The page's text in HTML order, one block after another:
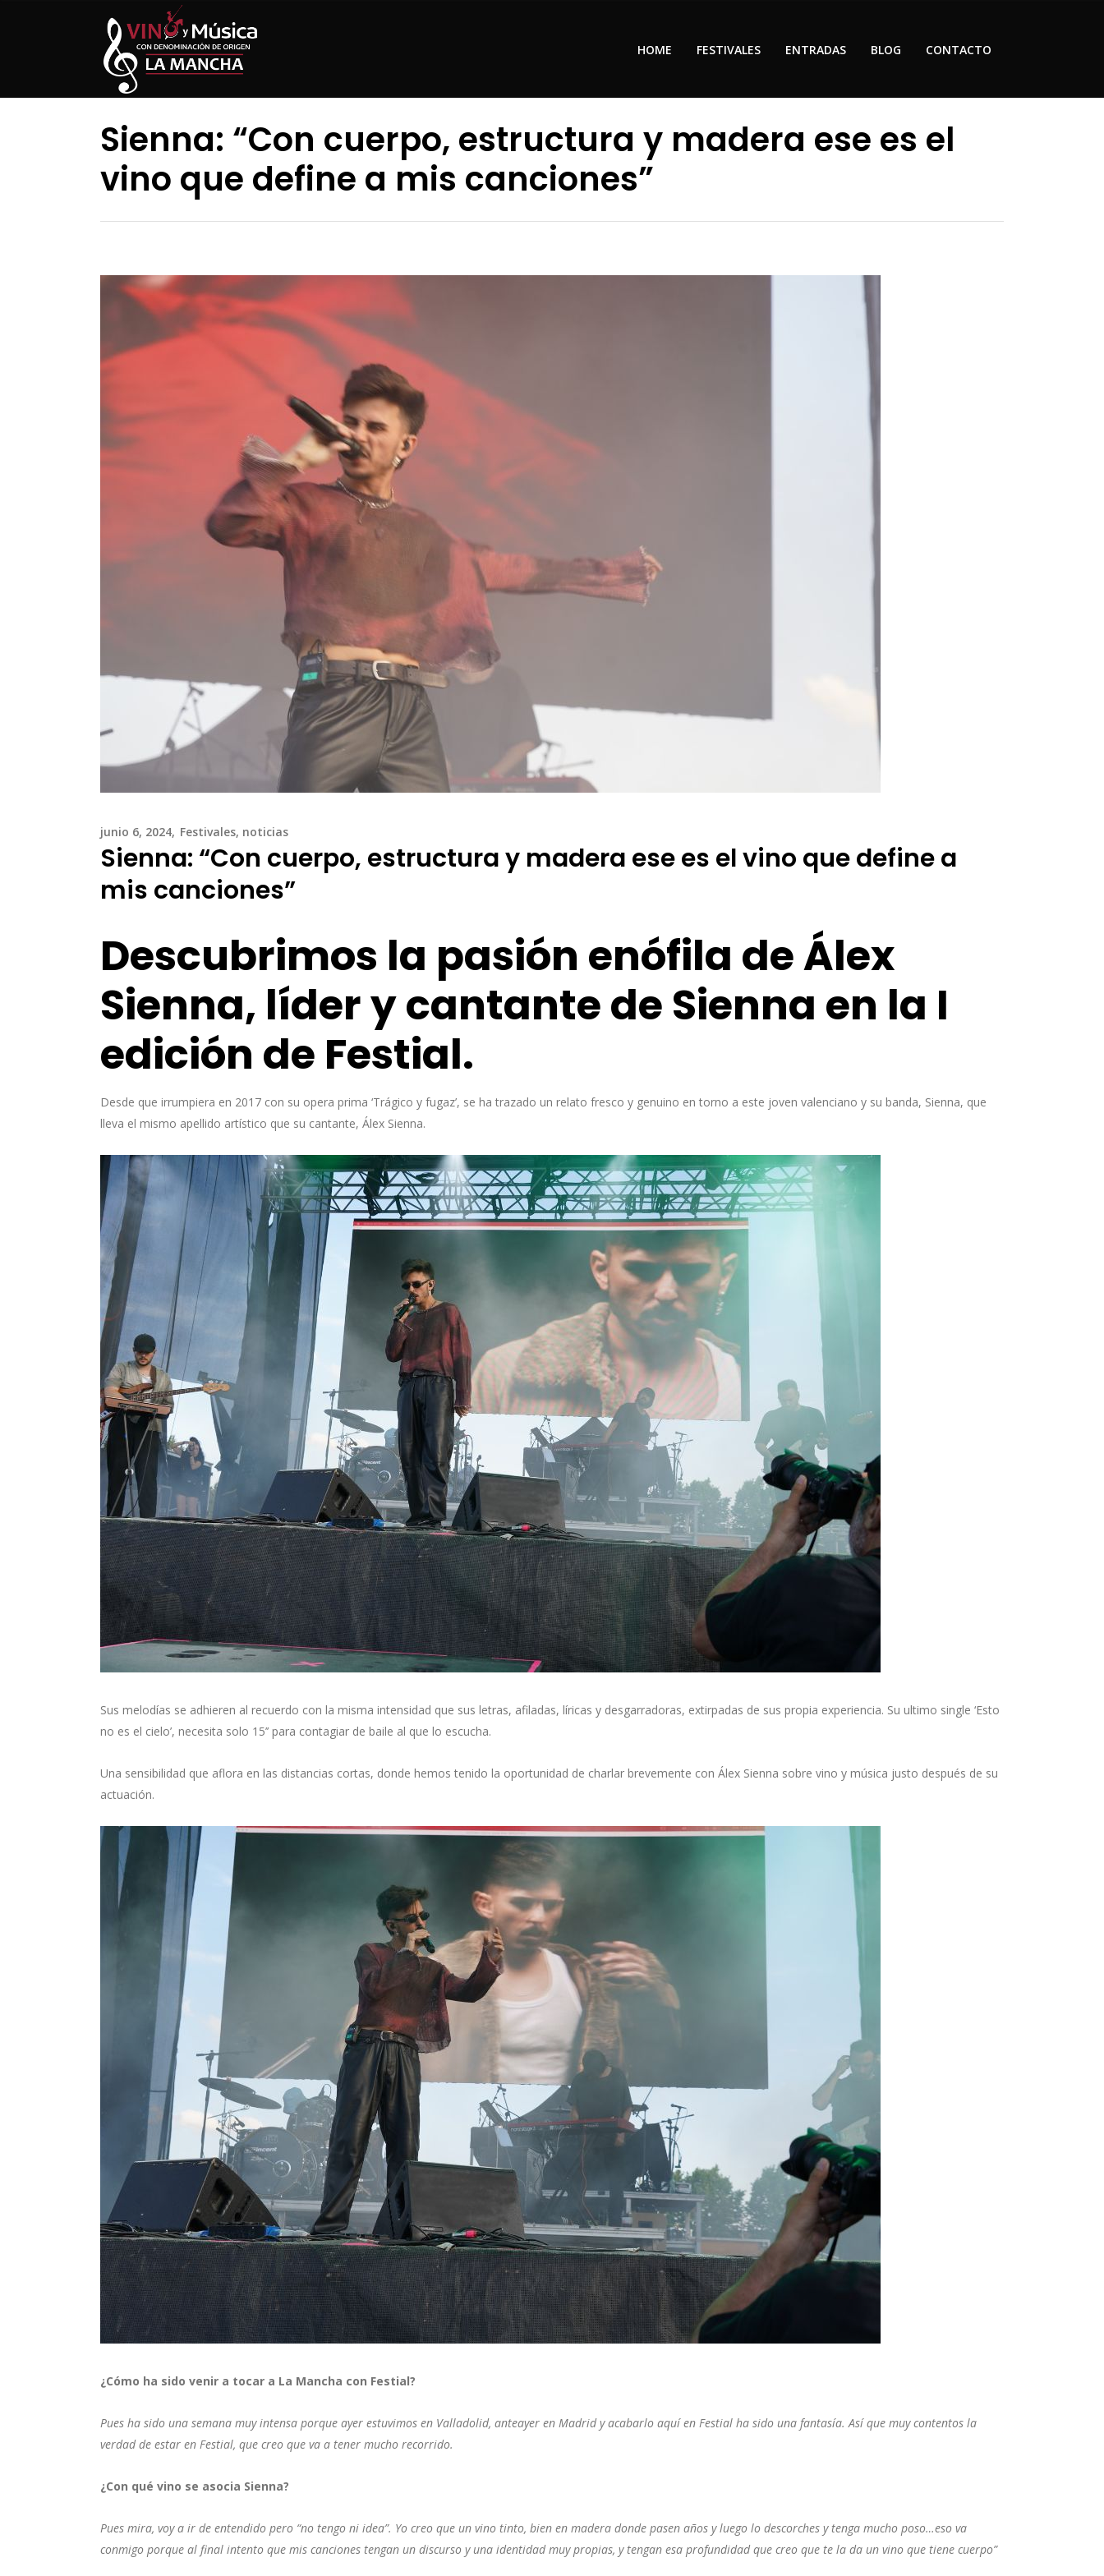
HOME FESTIVALES ENTRADAS BLOG CONTACTO
Sienna: “Con cuerpo, estructura y madera ese es el
vino que define a mis canciones”
junio 6, 2024 Festivales, noticias
Sienna: “Con cuerpo, estructura y madera ese es el vino que define a
mis canciones”
Descubrimos la pasión enófila de Álex
Sienna, líder y cantante de Sienna en la I
edición de Festial.
Desde que irrumpiera en 2017 con su opera prima ‘Trágico y fugaz’, se ha trazado un relato fresco y genuino en torno a este joven valenciano y su banda, Sienna, que
lleva el mismo apellido artístico que su cantante, Álex Sienna.
Sus melodías se adhieren al recuerdo con la misma intensidad que sus letras, afiladas, líricas y desgarradoras, extirpadas de sus propia experiencia. Su ultimo single ‘Esto
no es el cielo’, necesita solo 15’’ para contagiar de baile al que lo escucha.
Una sensibilidad que aflora en las distancias cortas, donde hemos tenido la oportunidad de charlar brevemente con Álex Sienna sobre vino y música justo después de su
actuación.
¿Cómo ha sido venir a tocar a La Mancha con Festial?
Pues ha sido una semana muy intensa porque ayer estuvimos en Valladolid, anteayer en Madrid y acabarlo aquí en Festial ha sido una fantasía. Así que muy contentos la
verdad de estar en Festial, que creo que va a tener mucho recorrido.
¿Con qué vino se asocia Sienna?
Pues mira, voy a ir de entendido pero “no tengo ni idea”. Yo creo que un vino tinto, bien en madera donde pasen años y luego lo descorches y tenga mucho poso…eso va
conmigo porque al final intento que mis canciones tengan un discurso y una identidad muy propias, y tengan esa profundidad que creo que te la da un vino que tiene cuerpo”